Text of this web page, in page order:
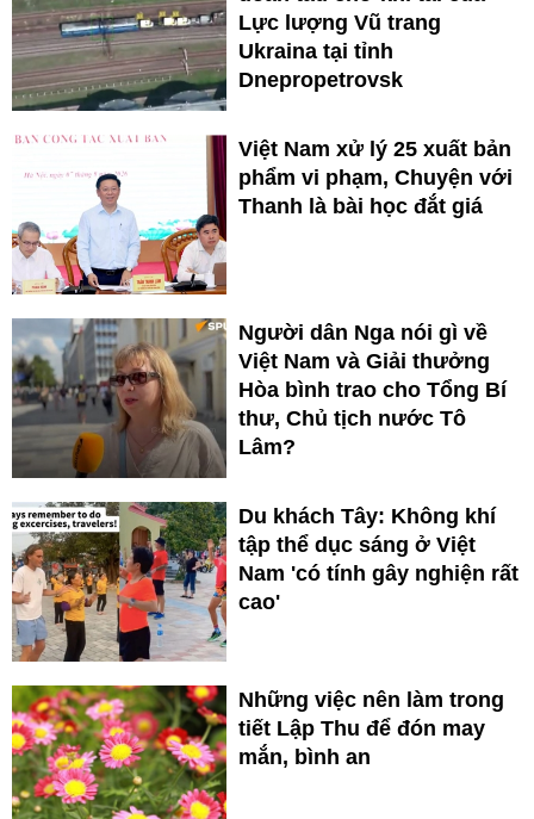
Lực lượng Vũ trang
Ukraina tại tỉnh
Dnepropetrovsk
Việt Nam xử lý 25 xuất bản
phẩm vi phạm, Chuyện với
Thanh là bài học đắt giá
Người dân Nga nói gì về
Việt Nam và Giải thưởng
Hòa bình trao cho Tổng Bí
thư, Chủ tịch nước Tô
Lâm?
Du khách Tây: Không khí
tập thể dục sáng ở Việt
Nam 'có tính gây nghiện rất
cao'
Những việc nên làm trong
tiết Lập Thu để đón may
mắn, bình an